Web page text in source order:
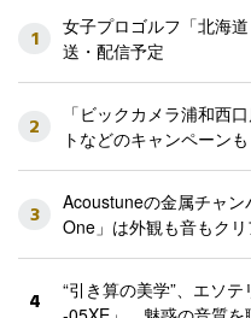
1
女子プロゴルフ「北海
送・配信予定
2
「ビックカメラ浦和西
トなどのキャンペーンも
3
Acoustuneの金属チャ
One」は外観も音もクリ
4
“引き算の美学”、エソ